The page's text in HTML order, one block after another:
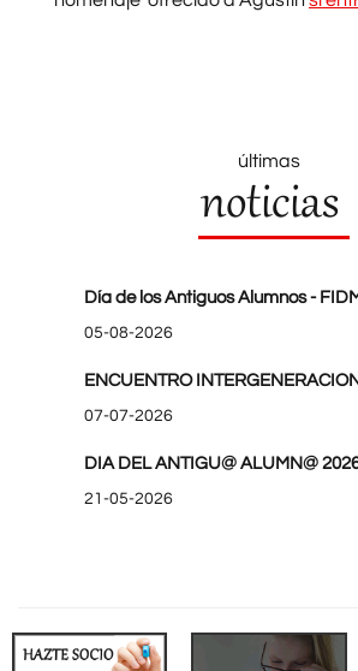
últimas
noticias
Día de los Antiguos Alumnos -
05-08-2026
ENCUENTRO
07-07-2026
DIA DEL ANTIGU@ ALUMN@
21-05-2026